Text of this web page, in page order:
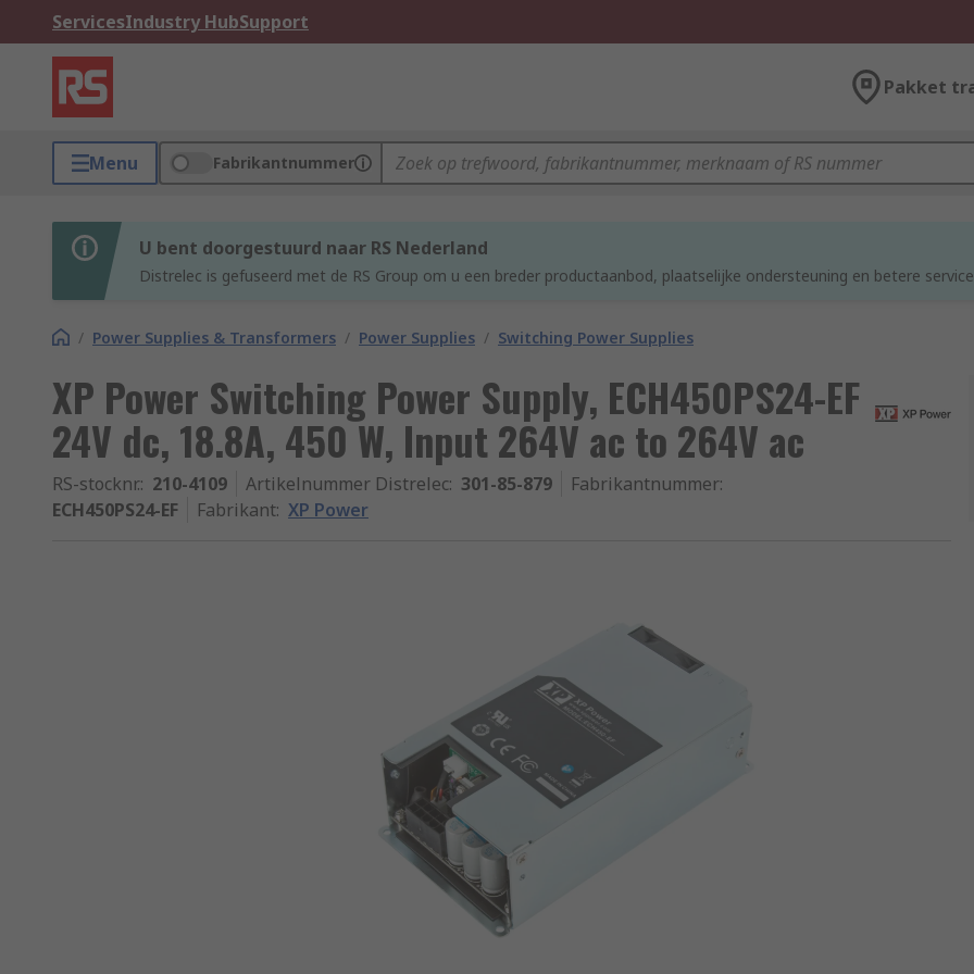
ServicesIndustry HubSupport
Pakket
Menu Fabrikantnummer
U bent doorgestuurd naar RS Nederland
Distrelec is gefuseerd met de RS Group om u een breder productaanbod, plaatselijke ondersteuning en betere
/ Power Supplies & Transformers / Power Supplies / Switching Power Supplies
XP Power Switching Power Supply, ECH450PS24-EF
24V dc, 18.8A, 450 W, Input 264V ac to 264V ac
RS-stocknr.: 210-4109 Artikelnummer Distrelec: 301-85-879 Fabrikantnummer:
ECH450PS24-EF
Fabrikant: XP Power